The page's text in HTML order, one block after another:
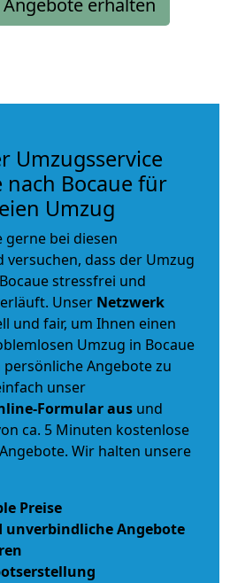
erhalten
Umzugsservice
Bocaue für
Umzug
bei diesen
versuchen, dass der Umzug
stressfrei und
Unser Netzwerk
und fair, um Ihnen einen
Umzug in Bocaue
Angebote zu
unser
Formular aus und
ca. 5 Minuten kostenlose
Wir halten unsere
Preise
unverbindliche Angebote